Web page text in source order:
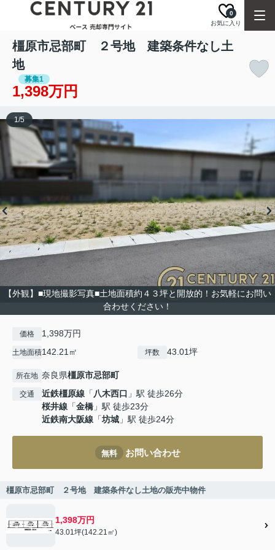
お気に入り
0
橿原市忌部町 ２号地 建築条件なし土
地
募集1
1,398万円
【外観】■現地撮影写真■土地面積約４３坪と開放的！お気軽にお問い
合わせください！
1/5
価格 1,398万円
土地面積142.21㎡ 坪数 43.01坪
所在地 奈良県橿原市忌部町
交通 近鉄橿原線 「八木西口 」駅 徒歩26分
桜井線 「金橋 」駅 徒歩23分
近鉄南大阪線 「坊城 」駅 徒歩24分
無料 お問い合わせ
橿原市忌部町 ２号地 建築条件なし土地の販売中物件
1,398万円
43.01坪(142.21㎡)